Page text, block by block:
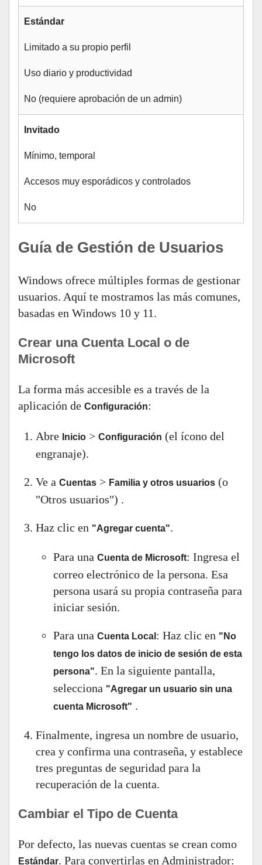
Estándar
Limitado a su propio perfil
Uso diario y productividad
No (requiere aprobación de un admin)
Invitado
Mínimo, temporal
Accesos muy esporádicos y controlados
No
Guía de Gestión de Usuarios
Windows ofrece múltiples formas de gestionar
usuarios. Aquí te mostramos las más comunes,
basadas en Windows 10 y 11.
Crear una Cuenta Local o de
Microsoft
La forma más accesible es a través de la
aplicación de Configuración:
Abre Inicio > Configuración (el ícono del
engranaje).
Ve a Cuentas > Familia y otros usuarios (o
"Otros usuarios") .
Haz clic en "Agregar cuenta".
Para una Cuenta de Microsoft: Ingresa el
correo electrónico de la persona. Esa
persona usará su propia contraseña para
iniciar sesión.
Para una Cuenta Local : Haz clic en "No
tengo los datos de inicio de sesión de esta
persona". En la siguiente pantalla,
selecciona "Agregar un usuario sin una
cuenta Microsoft" .
Finalmente, ingresa un nombre de usuario,
crea y confirma una contraseña, y establece
tres preguntas de seguridad para la
recuperación de la cuenta.
Cambiar el Tipo de Cuenta
Por defecto, las nuevas cuentas se crean como
Estándar. Para convertirlas en Administrador: